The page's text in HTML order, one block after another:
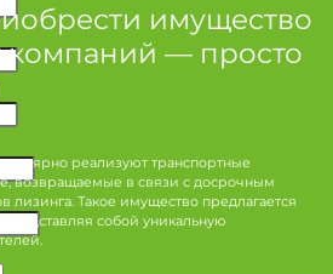
имущество
компаний — просто
реализуют транспортные
возвращаемые в связи с досрочным
лизинга. Такое имущество предлагается
собой уникальную